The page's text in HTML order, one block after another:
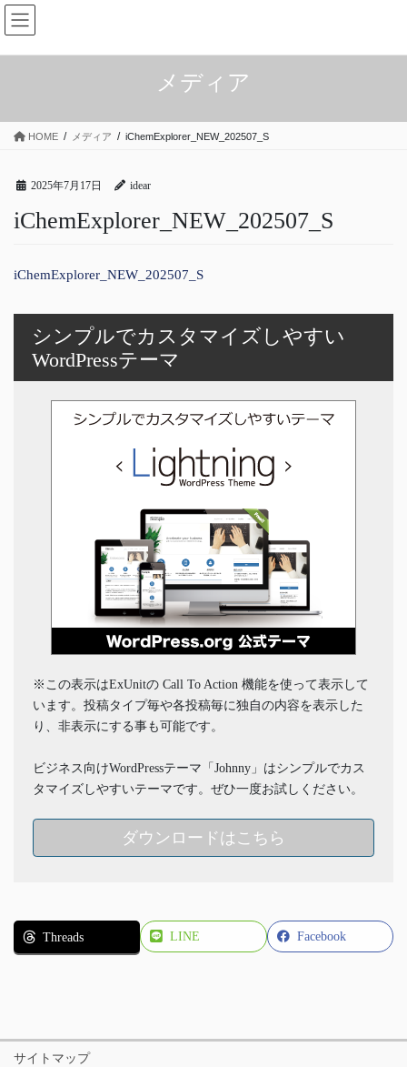
コ
ン
ス
ナ
ビ
ン
メディア
HOME メディア iChemExplorer_NEW_202507_S
2025年7月17日 idear
iChemExplorer_NEW_202507_S
iChemExplorer_NEW_202507_S
シンプルでカスタマイズしやすい
WordPressテーマ
※この表示はExUnitの Call To Action 機能を使って表示して
います。投稿タイプ毎や各投稿毎に独自の内容を表示した
り、非表示にする事も可能です。
ビジネス向けWordPressテーマ「Johnny」はシンプルでカス
タマイズしやすいテーマです。ぜひ一度お試しください。
ダウンロードはこちら
Facebook
Threads LINE
サイトマップ